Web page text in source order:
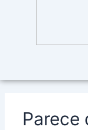
Parece